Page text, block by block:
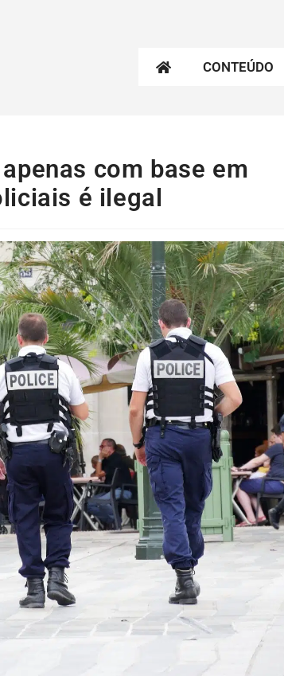
CONTEÚDO
com base em
é ilegal